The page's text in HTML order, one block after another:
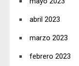
abril 2023
marzo 2023
febrero 2023